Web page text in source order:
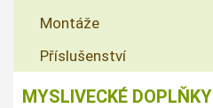
Montáže
Příslušenství
MYSLIVECKÉ DOPLŇKY